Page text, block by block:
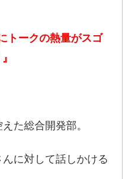
トークの熱量がスゴ
た総合開発部。
に対して話しかける